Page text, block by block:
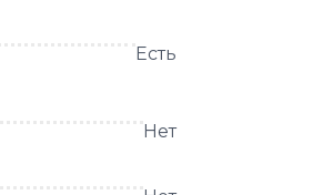
Есть
Нет